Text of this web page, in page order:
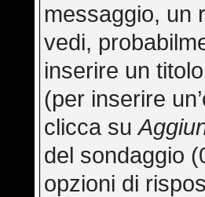
messaggio, un
vedi,
inserire un
(per inserire
clicca su
del sondaggio
opzioni di